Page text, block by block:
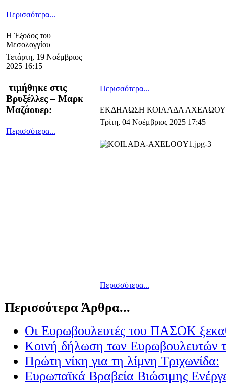
Περισσότερα...
Η Έξοδος του
Μεσολογγίου
Τετάρτη, 19 Νοέμβριος
2025 16:15
τιμήθηκε στις
Βρυξέλλες – Μαρκ
Μαζάουερ:
Περισσότερα...
Περισσότερα...
ΕΚΔΗΛΩΣΗ ΚΟΙΛΑΔΑ ΑΧΕΛΩΟΥ
Τρίτη, 04 Νοέμβριος 2025 17:45
Περισσότερα...
Περισσότερα Άρθρα...
Οι Ευρωβουλευτές του ΠΑΣΟΚ
Κοινή δήλωση των Ευρωβουλευτών
Πρώτη νίκη για τη λίμνη Τριχωνίδα:
Ευρωπαϊκά Βραβεία Βιώσιμης